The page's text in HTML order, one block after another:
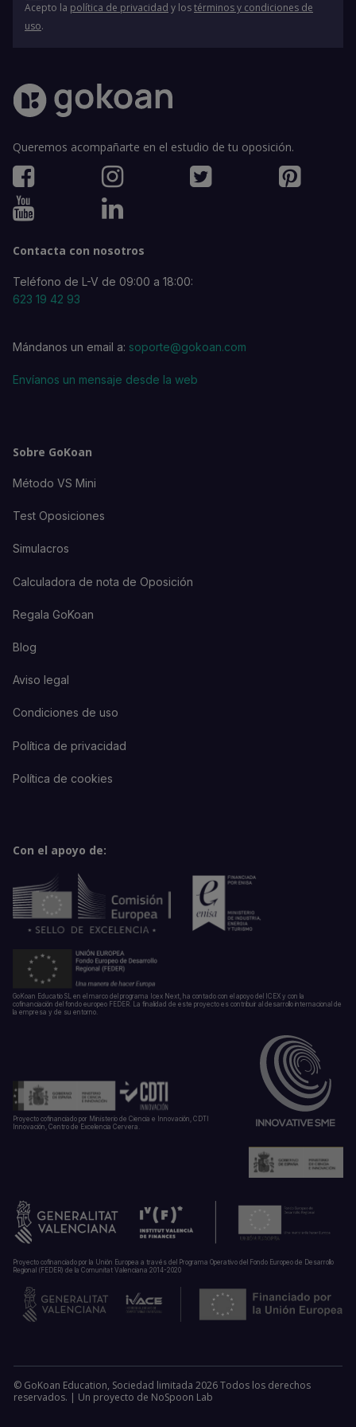
Acepto la política de privacidad y lostérminos y condiciones de
uso.
Queremos acompañarte en el estudio de tu oposición.
Contacta con nosotros
Teléfono de L-V de 09:00 a 18:00:
623 19 42 93
Mándanos un email a: soporte@gokoan.com
Envíanos un mensaje desde la web
Sobre GoKoan
Método VS Mini
Test Oposiciones
Simulacros
Calculadora de nota de Oposición
Regala GoKoan
Blog
Aviso legal
Condiciones de uso
Política de privacidad
Política de cookies
Con el apoyo de:
GoKoan Educatio SL en el marco del programa Icex Next, ha contado con el apoyo del ICEX y con la
cofinanciación del fondo europeo FEDER. La finalidad de este proyecto es contribuir al desarrollo internacional de
la empresa y de su entorno.
Proyecto cofinanciado por Ministerio de Ciencia e Innovación, CDTI
Innovación, Centro de Excelencia Cervera.
Proyecto cofinanciado por la Unión Europea a través del Programa Operativo del Fondo Europeo de Desarrollo
Regional (FEDER) de la Comunitat Valenciana 2014-2020
© GoKoan Education, Sociedad limitada 2026 Todos los derechos
reservados. | Un proyecto de NoSpoon Lab